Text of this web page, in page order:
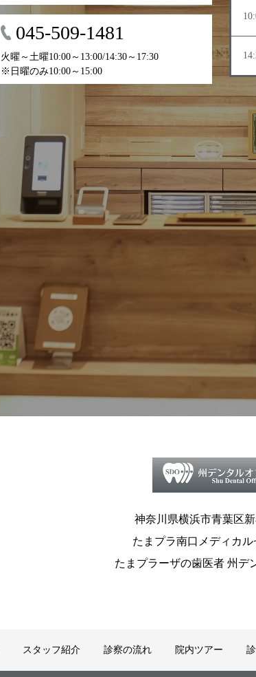
045-509-1481
火曜～土曜10:00～13:00/14:30～17:30
※日曜のみ10:00～15:00
神奈川県横浜市青葉区
たまプラ南口メディカル
たまプラーザの歯医者 州デ
スタッフ紹介 診察の流れ 院内ツアー